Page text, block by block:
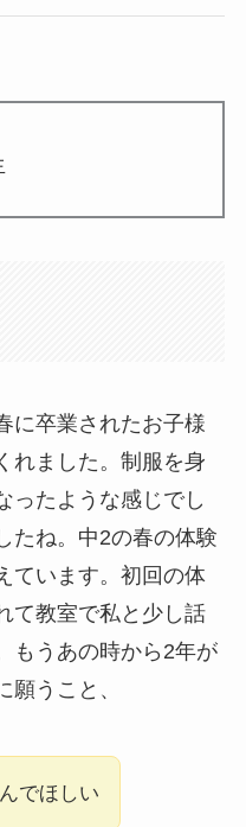
に卒業されたお子様
れました。制服を身
ったような感じでし
たね。中2の春の体験
ています。初回の体
て教室で私と少し話
もうあの時から2年が
うこと、
でほしい